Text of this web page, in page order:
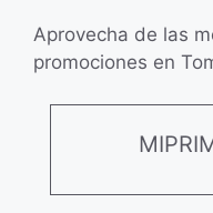
Aprovecha de las
promociones en